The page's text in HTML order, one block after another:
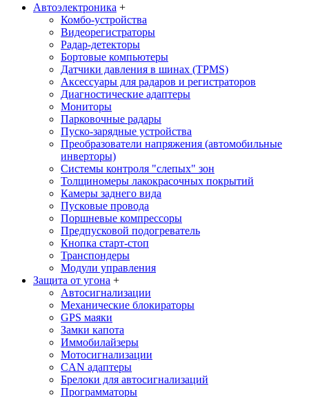
Автоэлектроника +
Комбо-устройства
Видеорегистраторы
Радар-детекторы
Бортовые компьютеры
Датчики давления в шинах (TPMS)
Аксессуары для радаров и регистраторов
Диагностические адаптеры
Мониторы
Парковочные радары
Пуско-зарядные устройства
Преобразователи напряжения (автомобильные
инверторы)
Системы контроля "слепых" зон
Толщиномеры лакокрасочных покрытий
Камеры заднего вида
Пусковые провода
Поршневые компрессоры
Предпусковой подогреватель
Кнопка старт-стоп
Транспондеры
Модули управления
Защита от угона +
Автосигнализации
Механические блoкираторы
GPS маяки
Замки капота
Иммобилайзеры
Мотосигнализации
CAN адаптеры
Брелоки для автосигнализаций
Программаторы